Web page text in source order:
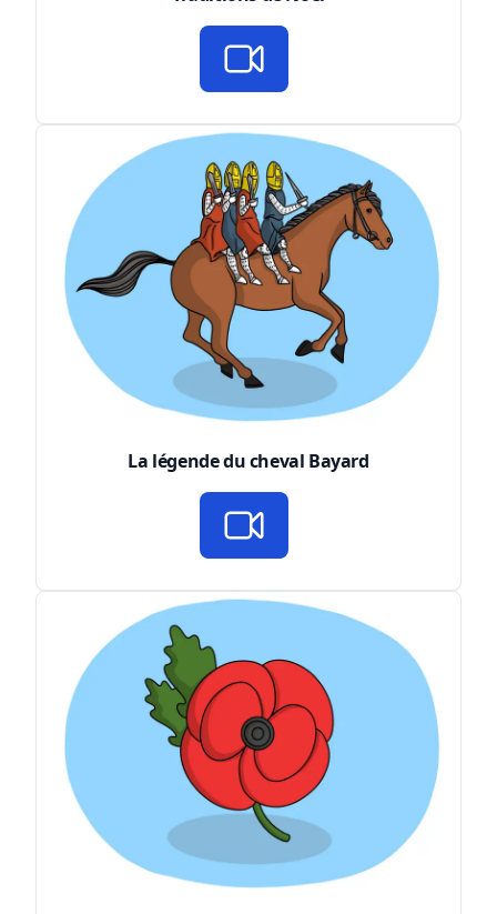
La légende du cheval Bayard